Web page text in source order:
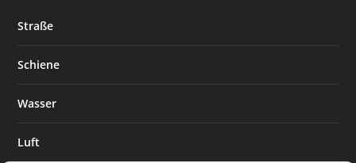
Straße
Schiene
Wasser
Luft